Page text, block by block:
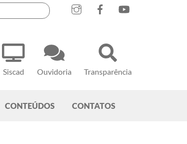
Siscad Ouvidoria Transparência
CONTEÚDOS CONTATOS